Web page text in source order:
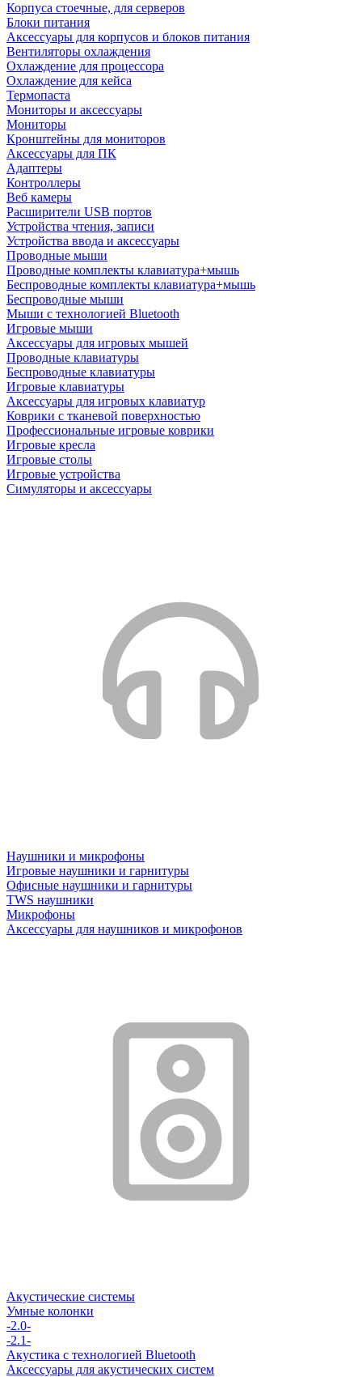
Корпуса стоечные, для серверов
Блоки питания
Аксессуары для корпусов и блоков питания
Вентиляторы охлаждения
Охлаждение для процессора
Охлаждение для кейса
Термопаста
Мониторы и аксессуары
Мониторы
Кронштейны для мониторов
Аксессуары для ПК
Адаптеры
Контроллеры
Веб камеры
Расширители USB портов
Устройства чтения, записи
Устройства ввода и аксессуары
Проводные мыши
Проводные комплекты клавиатура+мышь
Беспроводные комплекты клавиатура+мышь
Беспроводные мыши
Мыши с технологией Bluetooth
Игровые мыши
Аксессуары для игровых мышей
Проводные клавиатуры
Беспроводные клавиатуры
Игровые клавиатуры
Аксессуары для игровых клавиатур
Коврики с тканевой поверхностью
Профессиональные игровые коврики
Игровые кресла
Игровые столы
Игровые устройства
Симуляторы и аксессуары
Наушники и микрофоны
Игровые наушники и гарнитуры
Офисные наушники и гарнитуры
TWS наушники
Микрофоны
Аксессуары для наушников и микрофонов
Акустические системы
Умные колонки
-2.0-
-2.1-
Акустика с технологией Bluetooth
Аксессуары для акустических систем